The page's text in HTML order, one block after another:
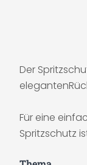
Der
Für eine
Spritzschutz